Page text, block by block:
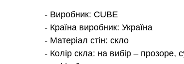
- Виробник: CUBE
- Країна виробник: Україна
- Матеріал стін: скло
- Колір скла: на вибір – прозоре,